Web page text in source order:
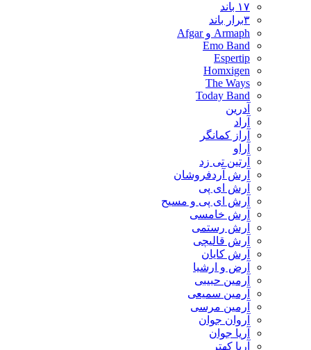
۱۷ باند
۳برار باند
Armaph و Afgar
Emo Band
Espertip
Homxigen
The Ways
Today Band
آدرین
آراد
آراز کمانگر
آراو
آرتین تی زد
آرش آردفروشان
آرش ای پی
آرش ای پی و مسیح
آرش خامسی
آرش رستمی
آرش قالیچی
آرش کایان
​آرض و ارشیا
آرمین حبیبی
آرمین سمیعی
آرمین مرسی
آروان جوان
آریا جوان
آریا کهتر